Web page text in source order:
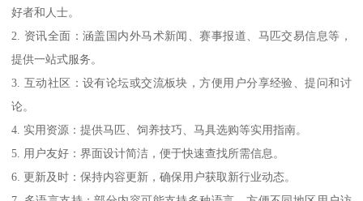
好者和人士。
2. 资讯全面：涵盖国内外马术新闻、赛事报道、马匹交易信息等，
提供一站式服务。
3. 互动社区：设有论坛或交流板块，方便用户分享经验、提问和讨
论。
4. 实用资源：提供马匹、饲养技巧、马具选购等实用指南。
5. 用户友好：界面设计简洁，便于快速查找所需信息。
6. 更新及时：保持内容更新，确保用户获取新行业动态。